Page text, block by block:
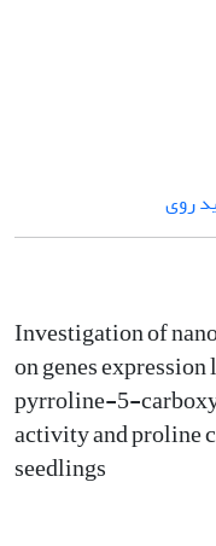
روی
Investigation of
on genes
pyrroline-5-
activity and proline
seedlings